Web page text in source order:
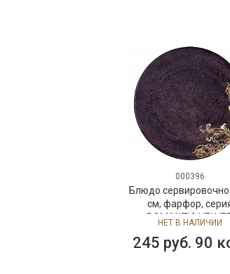
000396
Блюдо
см, фарфор,
ROMANTIC
НЕТ В НАЛИЧИИ
245 руб. 90